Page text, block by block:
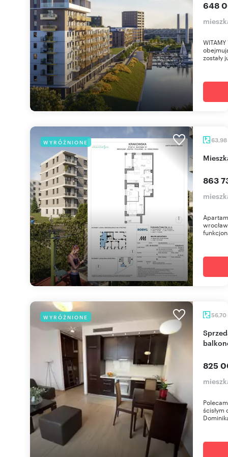
648
zostały
WYRÓŻNIONE 63,98
863
WYRÓŻNIONE 56,70
Sprzedam nowoczesne 2-pokojowe mieszkanie z
825